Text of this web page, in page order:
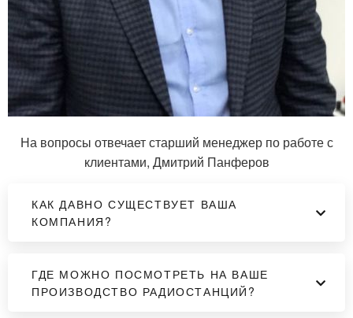
На вопросы отвечает старший менеджер по работе с
клиентами, Дмитрий Панферов
КАК ДАВНО СУЩЕСТВУЕТ ВАША
КОМПАНИЯ?
ГДЕ МОЖНО ПОСМОТРЕТЬ НА ВАШЕ
ПРОИЗВОДСТВО РАДИОСТАНЦИЙ?